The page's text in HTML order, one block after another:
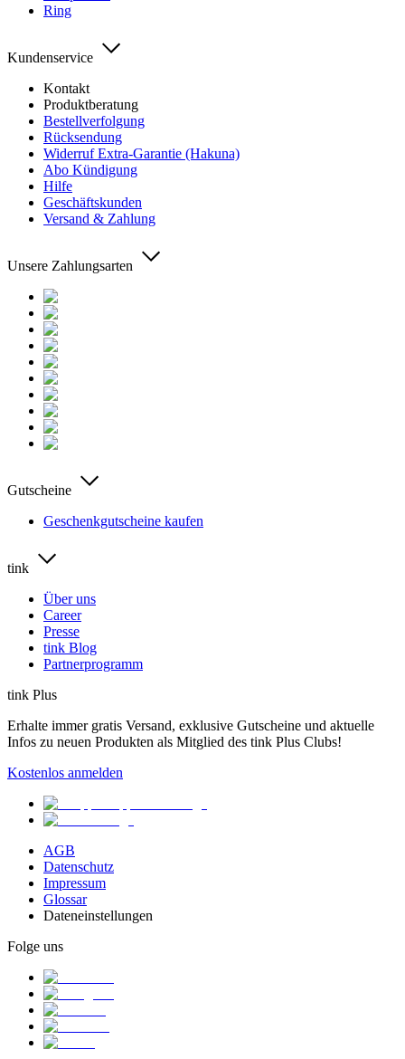
Ring
Kundenservice
Kontakt
Produktberatung
Bestellverfolgung
Rücksendung
Widerruf Extra-Garantie (Hakuna)
Abo Kündigung
Hilfe
Geschäftskunden
Versand & Zahlung
Unsere Zahlungsarten
Gutscheine
Geschenkgutscheine kaufen
tink
Über uns
Career
Presse
tink Blog
Partnerprogramm
tink Plus
Erhalte immer gratis Versand, exklusive Gutscheine und aktuelle
Infos zu neuen Produkten als Mitglied des tink Plus Clubs!
Kostenlos anmelden
AGB
Datenschutz
Impressum
Glossar
Dateneinstellungen
Folge uns